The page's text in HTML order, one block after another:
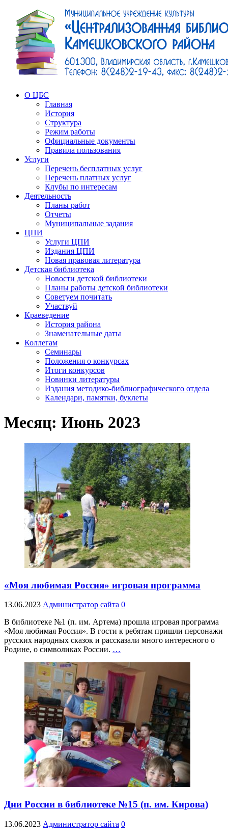
О ЦБС
Главная
История
Структура
Режим работы
Официальные документы
Правила пользования
Услуги
Перечень бесплатных услуг
Перечень платных услуг
Клубы по интересам
Деятельность
Планы работ
Отчеты
Муниципальные задания
ЦПИ
Услуги ЦПИ
Издания ЦПИ
Новая правовая литература
Детская библиотека
Новости детской библиотеки
Планы работы детской библиотеки
Советуем почитать
Участвуй
Краеведение
История района
Знаменательные даты
Коллегам
Семинары
Положения о конкурсах
Итоги конкурсов
Новинки литературы
Издания методико-библиографического отдела
Календари, памятки, буклеты
Месяц: Июнь 2023
«Моя любимая Россия» игровая программа
13.06.2023 Администратор сайта 0
В библиотеке №1 (п. им. Артема) прошла игровая программа
«Моя любимая Россия». В гости к ребятам пришли персонажи
русских народных сказок и рассказали много интересного о
Родине, о символиках России. …
Дни России в библиотеке №15 (п. им. Кирова)
13.06.2023 Администратор сайта 0